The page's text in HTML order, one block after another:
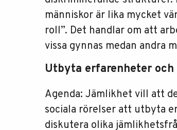
människor är lika mycket
roll”. Det handlar om att
vissa gynnas medan andra
Utbyta erfarenheter
Agenda: Jämlikhet vill att
sociala rörelser att utbyta
diskutera olika